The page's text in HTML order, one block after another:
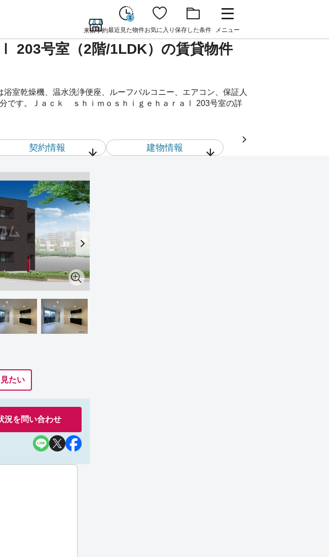
来店予約
1
最近見た物件お気に入り 保存した条件 メニュー
203号室（2階/1LDK）の賃貸物件
乾燥機、温水洗浄便座、ルーフバルコニー、エアコン、保証人
です。Ｊａｃｋ ｓｈｉｍｏｓｈｉｇｅｈａｒａⅠ 203号室の詳
契約情報 建物情報
たい
況を問い合わせ